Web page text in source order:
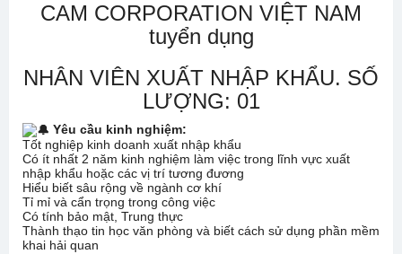
CAM CORPORATION VIỆT NAM
tuyển dụng
NHÂN VIÊN XUẤT NHẬP KHẨU. SỐ
LƯỢNG: 01
Yêu cầu kinh nghiệm:
Tốt nghiệp kinh doanh xuất nhập khẩu
Có ít nhất 2 năm kinh nghiệm làm việc trong lĩnh vực xuất
nhập khẩu hoặc các vị trí tương đương
Hiểu biết sâu rộng về ngành cơ khí
Tỉ mỉ và cẩn trọng trong công việc
Có tính bảo mật, Trung thực
Thành thạo tin học văn phòng và biết cách sử dụng phần mềm
khai hải quan